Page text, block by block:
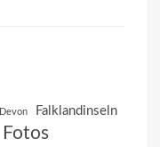
Devon Falklandinseln
Fotos